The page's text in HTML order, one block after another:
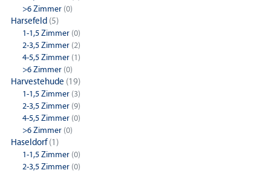
>6 Zimmer (0)
Harsefeld (5)
1-1,5 Zimmer (0)
2-3,5 Zimmer (2)
4-5,5 Zimmer (1)
>6 Zimmer (0)
Harvestehude (19)
1-1,5 Zimmer (3)
2-3,5 Zimmer (9)
4-5,5 Zimmer (0)
>6 Zimmer (0)
Haseldorf(1)
1-1,5 Zimmer (0)
2-3,5 Zimmer (0)